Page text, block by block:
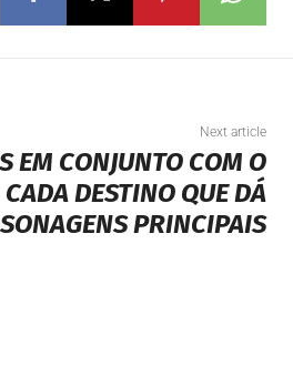
Next article
EM CONJUNTO COM O
DESTINO QUE DÁ
PRINCIPAIS